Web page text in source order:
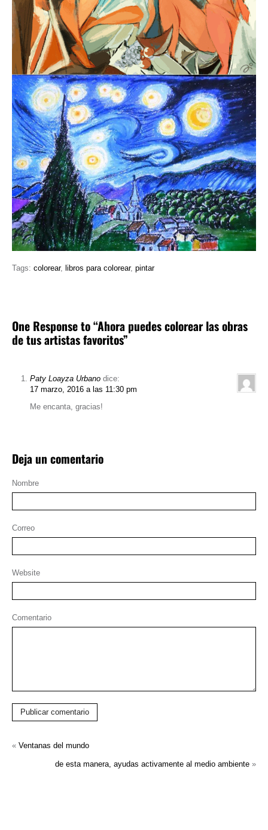
Tags: colorear, libros para colorear, pintar
One Response to “Ahora puedes colorear las obras
de tus artistas favoritos”
Paty Loayza Urbano dice:
17 marzo, 2016 a las 11:30 pm
Me encanta, gracias!
Deja un comentario
Nombre
Correo
Website
Comentario
Publicar comentario
« Ventanas del mundo
de esta manera, ayudas activamente al medio ambiente »